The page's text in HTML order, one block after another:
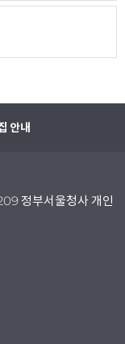
안내
정부서울청사 개인